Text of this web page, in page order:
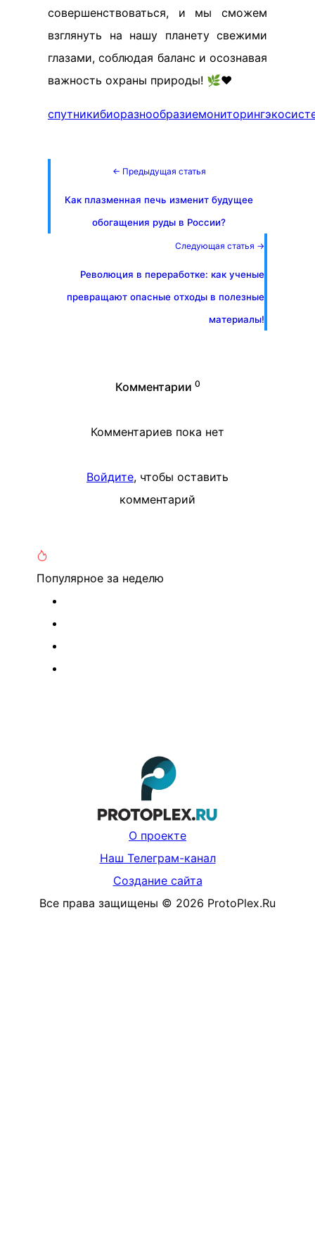
совершенствоваться, и мы сможем
взглянуть на нашу планету свежими
глазами, соблюдая баланс и осознавая
важность охраны природы! 🌿❤️
спутникибиоразнообразиемониторинг
← Предыдущая статья
Как плазменная печь изменит будущее
обогащения руды в России?
Следующая статья →
Революция в переработке: как ученые
превращают опасные отходы в полезные
материалы!
Комментарии 0
Комментариев пока нет
Войдите, чтобы оставить
комментарий
Популярное за неделю
О проекте
Наш Телеграм-канал
Создание сайта
Все права защищены © 2026 ProtoPlex.Ru